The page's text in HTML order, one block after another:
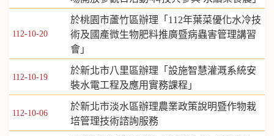
112-10-20
於桃園市蘆竹區辦理「112年葉菜優化水冷技
術及國產微生物肥料推廣暨病蟲害管理講習
會」
112-10-19
於新北市八里區辦理「設施智慧灌溉系統安
裝水電工程及應用實務課程」
112-10-06
於新北市淡水區辦理農業政策說明暨作物栽
培管理技術諮詢服務